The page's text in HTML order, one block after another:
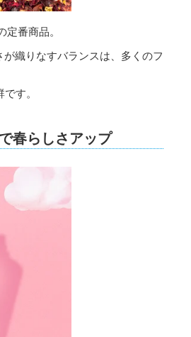
番商品。
織りなすバランスは、多くのフ
す。
春らしさアップ